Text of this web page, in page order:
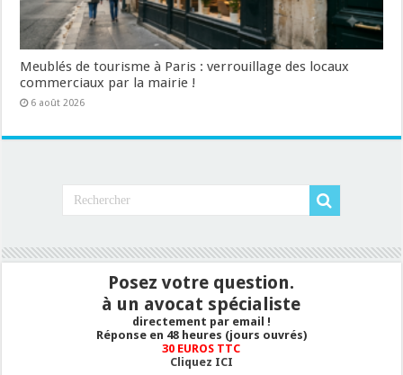
Meublés de tourisme à Paris : verrouillage des locaux
commerciaux par la mairie !
6 août 2026
Posez votre question.
à un avocat spécialiste
directement par email !
Réponse en 48 heures (jours ouvrés)
30 EUROS TTC
Cliquez ICI